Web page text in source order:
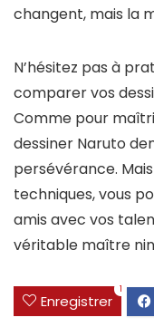
changent, mais la
N’hésitez pas à
comparer vos
Comme pour
dessiner Naruto
persévérance.
techniques, vous
amis avec vos
véritable maître
Enregistrer
1